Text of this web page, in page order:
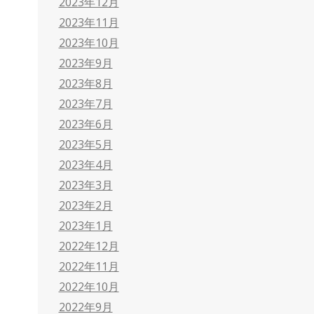
2023年11月
2023年10月
2023年9月
2023年8月
2023年7月
2023年6月
2023年5月
2023年4月
2023年3月
2023年2月
2023年1月
2022年12月
2022年11月
2022年10月
2022年9月